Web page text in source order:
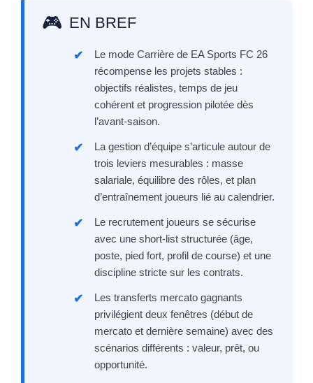
EN BREF
Le mode Carrière de EA Sports FC 26
récompense les projets stables :
objectifs réalistes, temps de jeu
cohérent et progression pilotée dès
l’avant-saison.
La gestion d’équipe s’articule autour de
trois leviers mesurables : masse
salariale, équilibre des rôles, et plan
d’entraînement joueurs lié au calendrier.
Le recrutement joueurs se sécurise
avec une short-list structurée (âge,
poste, pied fort, profil de course) et une
discipline stricte sur les contrats.
Les transferts mercato gagnants
privilégient deux fenêtres (début de
mercato et dernière semaine) avec des
scénarios différents : valeur, prêt, ou
opportunité.